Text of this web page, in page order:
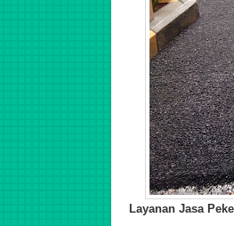
Layanan Jasa